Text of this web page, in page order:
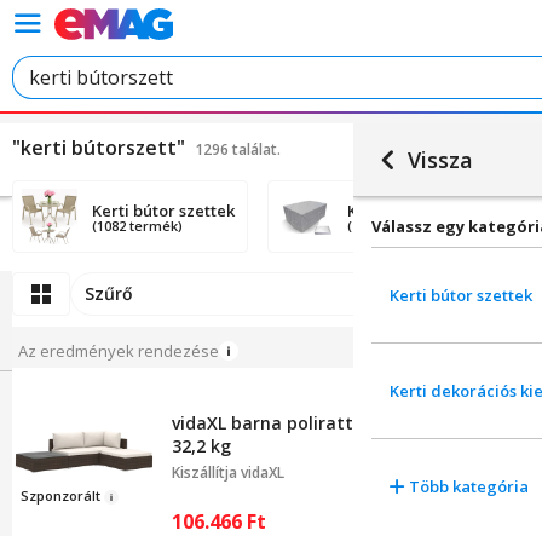
Vissza
Válassz egy
Kerti bútor szettek
Kerti dekorációs
Több kategória
"kerti bútorszett" 1296 találat.
Kerti bútor szettek
(1082 termék)
Kerti dekorációs
(214 termék)
Szűrő Rendezési
Az eredmények rendezése
Szponzorált
vidaXL barna polirattan kerti
32,2 kg
Kiszállítja vidaXL
106.466 Ft